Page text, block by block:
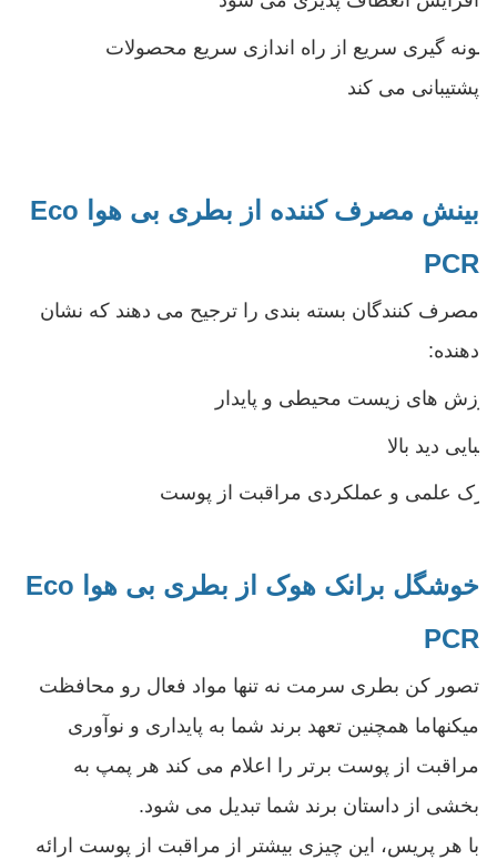
نمونه گیری سریع از راه اندازی سریع محصولات
پشتیبانی می کند
بینش مصرف کننده
از بطری بی هوا Eco
PCR
مصرف کنندگان بسته بندی را ترجیح می دهند که نشان
دهنده:
ارزش های زیست محیطی و پایدار
زیبایی دید بالا
درک علمی و عملکردی مراقبت از پوست
خوشگل برانک هوک
از بطری بی هوا Eco
PCR
تصور کن بطری سرمت نه تنها مواد فعال رو محافظت
میکنهاما همچنین تعهد برند شما به پایداری و نوآوری
مراقبت از پوست برتر را اعلام می کند هر پمپ به
بخشی از داستان برند شما تبدیل می شود.
با هر پریس، این چیزی بیشتر از مراقبت از پوست ارائه